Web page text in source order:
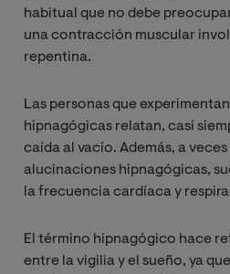
habitual que no debe
una contracción muscular
repentina.
Las personas que
hipnagógicas relatan, casi
caída al vacío. Además, a
alucinaciones hipnagógicas,
la frecuencia cardíaca y
El término hipnagógico hace
entre la vigilia y el sueño, ya